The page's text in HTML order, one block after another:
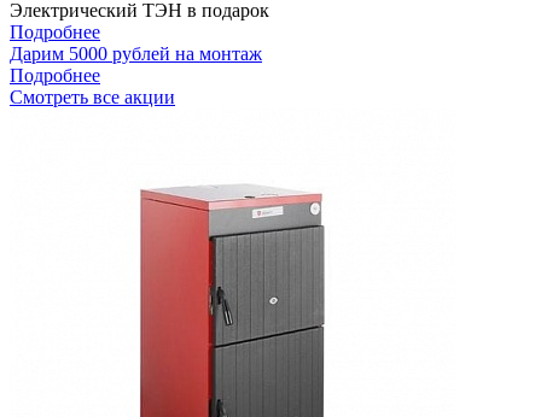
Электрический ТЭН в подарок
Подробнее
Дарим 5000 рублей на монтаж
Подробнее
Смотреть все акции